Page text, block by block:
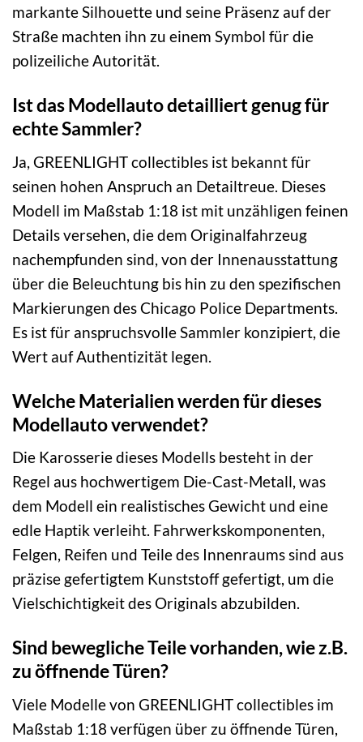
markante Silhouette und seine Präsenz auf der
Straße machten ihn zu einem Symbol für die
polizeiliche Autorität.
Ist das Modellauto detailliert genug für
echte Sammler?
Ja, GREENLIGHT collectibles ist bekannt für
seinen hohen Anspruch an Detailtreue. Dieses
Modell im Maßstab 1:18 ist mit unzähligen feinen
Details versehen, die dem Originalfahrzeug
nachempfunden sind, von der Innenausstattung
über die Beleuchtung bis hin zu den spezifischen
Markierungen des Chicago Police Departments.
Es ist für anspruchsvolle Sammler konzipiert, die
Wert auf Authentizität legen.
Welche Materialien werden für dieses
Modellauto verwendet?
Die Karosserie dieses Modells besteht in der
Regel aus hochwertigem Die-Cast-Metall, was
dem Modell ein realistisches Gewicht und eine
edle Haptik verleiht. Fahrwerkskomponenten,
Felgen, Reifen und Teile des Innenraums sind aus
präzise gefertigtem Kunststoff gefertigt, um die
Vielschichtigkeit des Originals abzubilden.
Sind bewegliche Teile vorhanden, wie z.B.
zu öffnende Türen?
Viele Modelle von GREENLIGHT collectibles im
Maßstab 1:18 verfügen über zu öffnende Türen,